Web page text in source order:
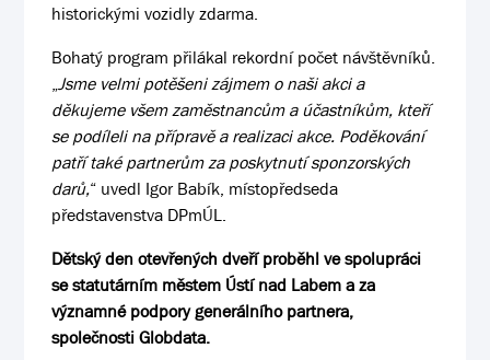
historickými vozidly zdarma.
Bohatý program přilákal rekordní počet návštěvníků.
„Jsme velmi potěšeni zájmem o naši akci a
děkujeme všem zaměstnancům a účastníkům, kteří
se podíleli na přípravě a realizaci akce. Poděkování
patří také partnerům za poskytnutí sponzorských
darů,“ uvedl Igor Babík, místopředseda
představenstva DPmÚL.
Dětský den otevřených dveří proběhl ve spolupráci
se statutárním městem Ústí nad Labem a za
významné podpory generálního partnera,
společnosti Globdata.